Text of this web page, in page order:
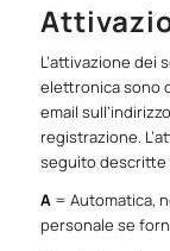
L’attivazione dei
elettronica sono
email
registrazione.
seguito descritte
A= Automatica,
personale se